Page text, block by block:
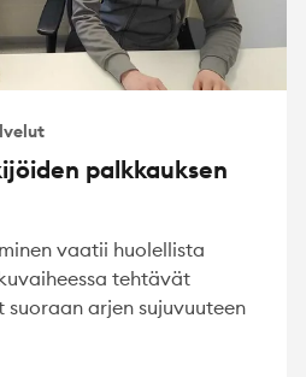
palkkauksen
vaatii huolellista
tehtävät
arjen sujuvuuteen